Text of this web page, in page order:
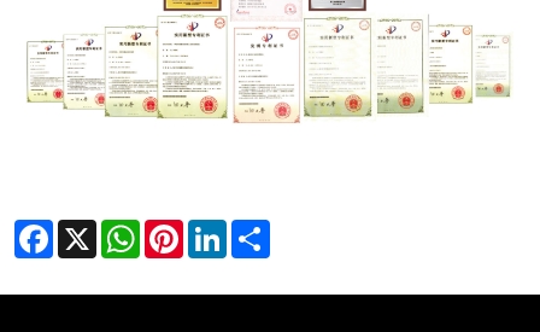
Facebook
X WhatsAppPinterestLinkedIn